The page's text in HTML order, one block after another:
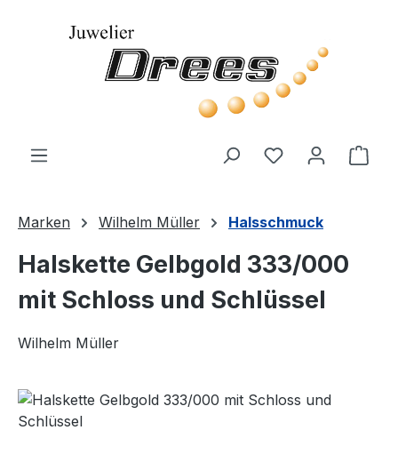
Zum Hauptinhalt springen
Du hast 0
Marken Wilhelm Müller Halsschmuck
Halskette Gelbgold 333/000
mit Schloss und Schlüssel
Wilhelm Müller